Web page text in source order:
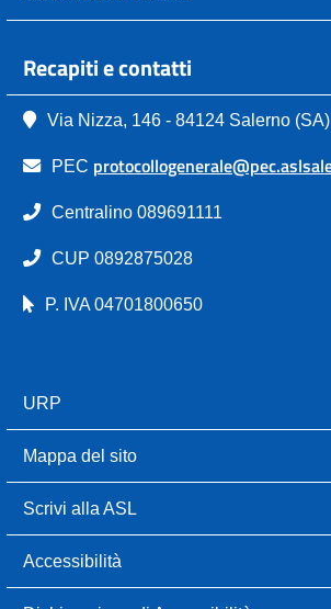
Recapiti e contatti
Via Nizza, 146 - 84124 Salerno (SA)
PEC
Centralino 089691111
CUP 0892875028
P. IVA 04701800650
URP
Mappa del sito
Scrivi alla ASL
Accessibilità